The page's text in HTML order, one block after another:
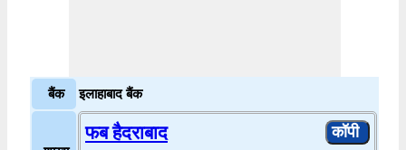
बैंक इलाहाबाद बैंक
फब हैदराबाद